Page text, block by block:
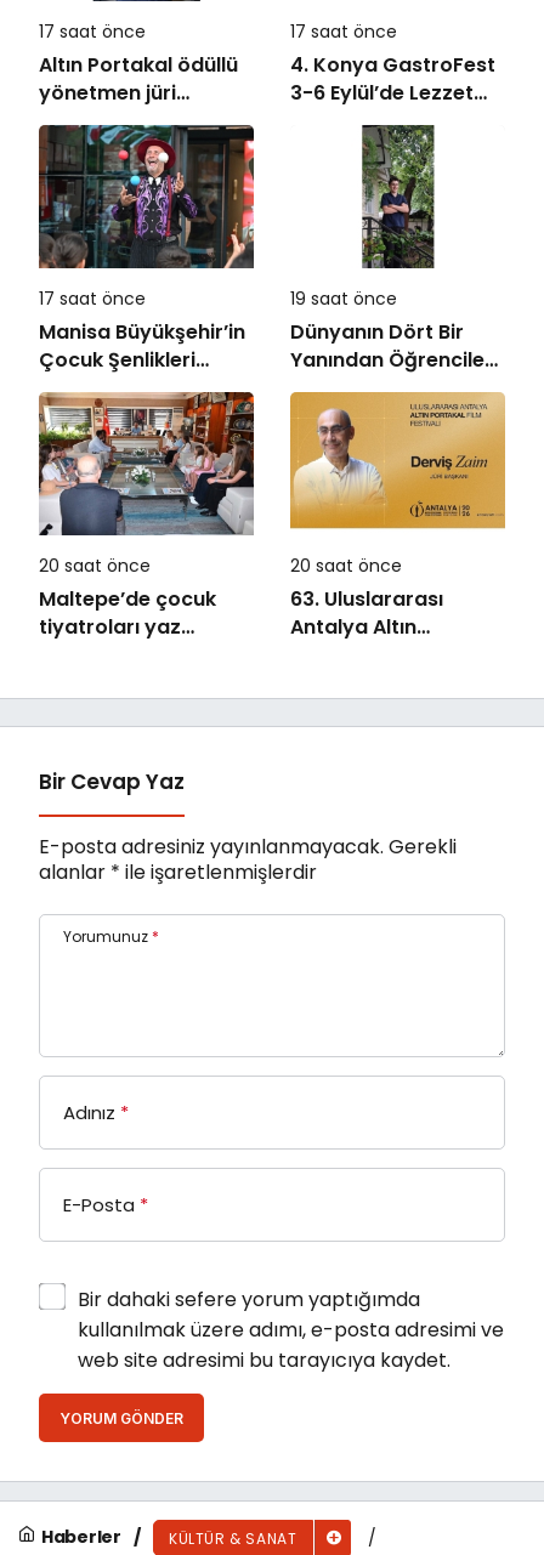
17 saat önce
Altın Portakal ödüllü
yönetmen jüri
başkanı oldu
17 saat önce
4. Konya GastroFest
3-6 Eylül’de Lezzet
Tutkunlarını
Ağırlayacak
17 saat önce
Manisa Büyükşehir’in
Çocuk Şenlikleri
Saruhanlı’da Yüzleri
Gülümsetti
19 saat önce
Dünyanın Dört Bir
Yanından Öğrencileri
Buluşturan “Bilgi
Buzkıranı” Seferi
Başladı
20 saat önce
Maltepe’de çocuk
tiyatroları yaz
20 saat önce
63. Uluslararası
Antalya Altın
Bir Cevap Yaz
E-posta adresiniz yayınlanmayacak. Gerekli
alanlar * ile işaretlenmişlerdir
Yorumunuz *
Adınız *
E-Posta *
Bir dahaki sefere yorum yaptığımda
kullanılmak üzere adımı, e-posta adresimi ve
web site adresimi bu tarayıcıya kaydet.
YORUM GÖNDER
Haberler KÜLTÜR & SANAT